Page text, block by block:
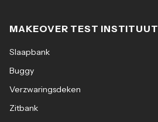
MAKEOVER TEST INSTITUUT
Slaapbank
Buggy
Verzwaringsdeken
Zitbank